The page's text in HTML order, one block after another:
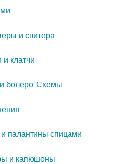
и свитера
и клатчи
болеро. Схемы
палантины спицами
и капюшоны